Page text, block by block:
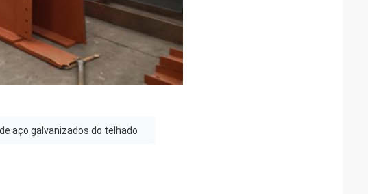
aço galvanizados do telhado